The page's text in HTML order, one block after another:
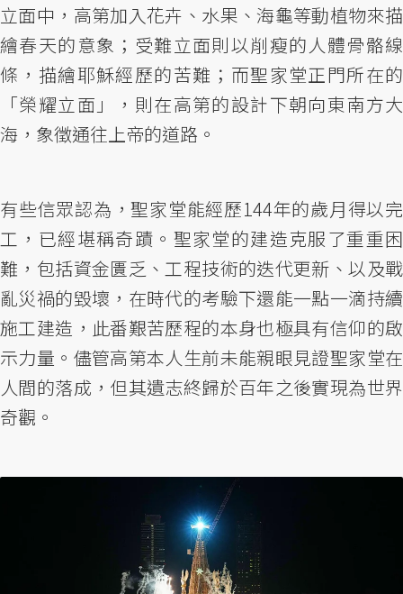
立面中，高第加入花卉、水果、海龜等動植物來描
繪春天的意象；受難立面則以削瘦的人體骨骼線
條，描繪耶穌經歷的苦難；而聖家堂正門所在的
「榮耀立面」，則在高第的設計下朝向東南方大
海，象徵通往上帝的道路。
有些信眾認為，聖家堂能經歷144年的歲月得以完
工，已經堪稱奇蹟。聖家堂的建造克服了重重困
難，包括資金匱乏、工程技術的迭代更新、以及戰
亂災禍的毀壞，在時代的考驗下還能一點一滴持續
施工建造，此番艱苦歷程的本身也極具有信仰的啟
示力量。儘管高第本人生前未能親眼見證聖家堂在
人間的落成，但其遺志終歸於百年之後實現為世界
奇觀。